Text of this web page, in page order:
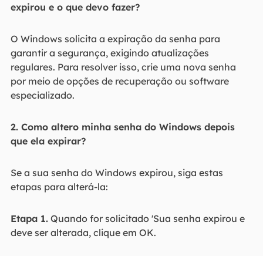
expirou e o que devo fazer?
O Windows solicita a expiração da senha para
garantir a segurança, exigindo atualizações
regulares. Para resolver isso, crie uma nova senha
por meio de opções de recuperação ou software
especializado.
2. Como altero minha senha do Windows depois
que ela expirar?
Se a sua senha do Windows expirou, siga estas
etapas para alterá-la:
Etapa 1.Quando for solicitado 'Sua senha expirou e
deve ser alterada, clique em OK.